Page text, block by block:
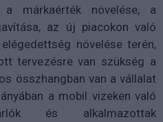
a márkaérték növelése, a
az új piacokon való
növelése terén,
tervezésre van szükség a
összhangban van a vállalat
a mobil vizeken való
és alkalmazottak